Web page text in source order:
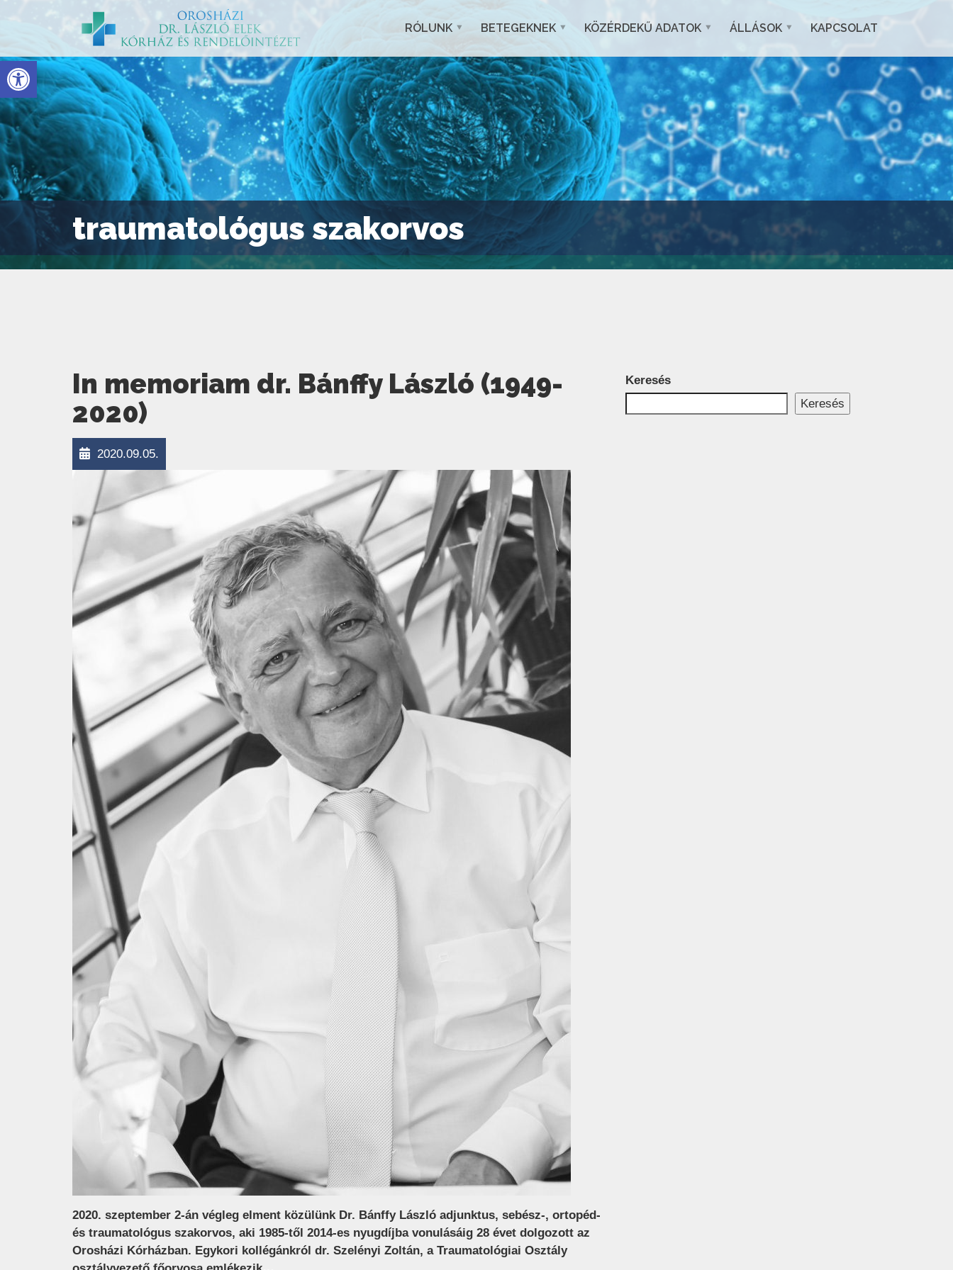
Eszköztár megnyitása
RÓLUNK BETEGEKNEK KÖZÉRDEKŰ ADATOK ÁLLÁSOK KAPCSOLAT
traumatológus szakorvos
In memoriam dr. Bánffy László (1949-
2020)
2020.09.05.
2020. szeptember 2-án végleg elment közülünk Dr. Bánffy László adjunktus, sebész-, ortopéd-
és traumatológus szakorvos, aki 1985-től 2014-es nyugdíjba vonulásáig 28 évet dolgozott az
Orosházi Kórházban. Egykori kollégánkról dr. Szelényi Zoltán, a Traumatológiai Osztály
Keresés
Keresés